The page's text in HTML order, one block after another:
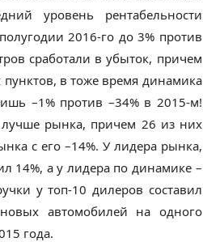
уровень рентабельности
2016-го до 3% против
сработали в убыток, причем
в тоже время динамика
–1% против –34% в 2015-м!
рынка, причем 26 из них
с его –14%. У лидера рынка,
14%, а у лидера по динамике –
у топ-10 дилеров составил
автомобилей на одного
года.